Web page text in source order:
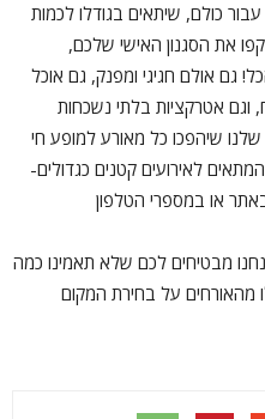
כולם, שיתאים בגודלו לכמות
את הסגנון האישי שלכם,
גם אולם חגיגי ומפנק, גם אוכל
וגם אטרקציות בלתי נשכחות
שיהפכו כל מאורע למופע חי
לאירועים קטנים כגדולים-
או במספרי הטלפון
מבטיחים לכם שלא תאמינו כמה
מהאורחים על בחירת המקום